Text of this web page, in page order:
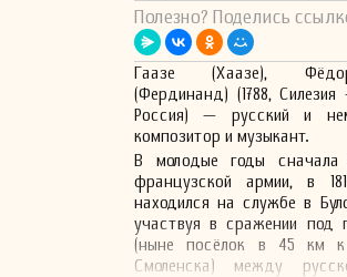
Полезно? Поделись
Гаазе (Хаазе),
(Фердинанд) (1788, Силезия
Россия) — русский и
композитор и музыкант.
В молодые годы сначала
французской армии, в
находился на службе в
участвуя в сражении под
(ныне посёлок в 45 км
Смоленска) между